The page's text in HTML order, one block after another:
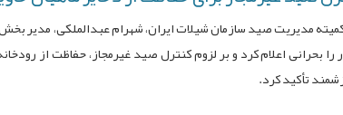
مدیریت صید سازمان شیلات ایران، شهرام عبدالملکی، مدیر بخش
را بحرانی اعلام کرد و بر لزوم کنترل صید غیرمجاز، حفاظت از
تأکید کرد.